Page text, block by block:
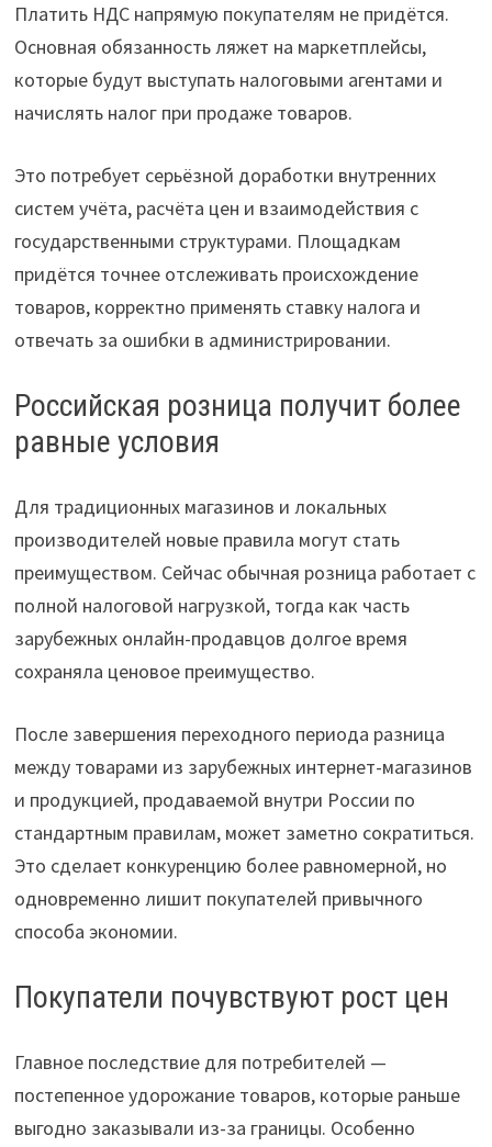
Платить НДС напрямую покупателям не придётся.
Основная обязанность ляжет на маркетплейсы,
которые будут выступать налоговыми агентами и
начислять налог при продаже товаров.
Это потребует серьёзной доработки внутренних
систем учёта, расчёта цен и взаимодействия с
государственными структурами. Площадкам
придётся точнее отслеживать происхождение
товаров, корректно применять ставку налога и
отвечать за ошибки в администрировании.
Российская розница получит более
равные условия
Для традиционных магазинов и локальных
производителей новые правила могут стать
преимуществом. Сейчас обычная розница работает с
полной налоговой нагрузкой, тогда как часть
зарубежных онлайн-продавцов долгое время
сохраняла ценовое преимущество.
После завершения переходного периода разница
между товарами из зарубежных интернет-магазинов
и продукцией, продаваемой внутри России по
стандартным правилам, может заметно сократиться.
Это сделает конкуренцию более равномерной, но
одновременно лишит покупателей привычного
способа экономии.
Покупатели почувствуют рост цен
Главное последствие для потребителей —
постепенное удорожание товаров, которые раньше
выгодно заказывали из-за границы. Особенно